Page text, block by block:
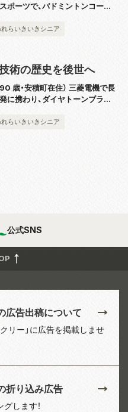
ポーツで、バドミントンコート
穴あきのプラスチックボールを
です。運動としても緩すぎず
らいきいきシニア
術の歴史を後世へ
歳・安積町在住） 三菱電機で長
に携わり、ダイヤトーンブラン
術の 100 年』完結巻を出版し、
全 5...
らいきいきシニア
公式SNS
広告出稿について
リー」に広告を掲載しませ
折り込み広告
します！